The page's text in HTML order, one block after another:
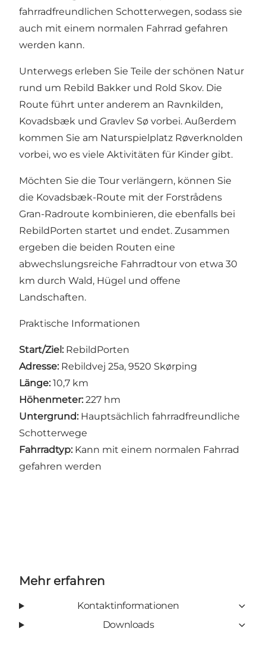
fahrradfreundlichen Schotterwegen, sodass sie
auch mit einem normalen Fahrrad gefahren
werden kann.
Unterwegs erleben Sie Teile der schönen Natur
rund um Rebild Bakker und Rold Skov. Die
Route führt unter anderem an Ravnkilden,
Kovadsbæk und Gravlev Sø vorbei. Außerdem
kommen Sie am Naturspielplatz Røverknolden
vorbei, wo es viele Aktivitäten für Kinder gibt.
Möchten Sie die Tour verlängern, können Sie
die Kovadsbæk-Route mit der Forstrådens
Gran-Radroute kombinieren, die ebenfalls bei
RebildPorten startet und endet. Zusammen
ergeben die beiden Routen eine
abwechslungsreiche Fahrradtour von etwa 30
km durch Wald, Hügel und offene
Landschaften.
Praktische Informationen
Start/Ziel: RebildPorten
Adresse: Rebildvej 25a, 9520 Skørping
Länge: 10,7 km
Höhenmeter: 227 hm
Untergrund: Hauptsächlich fahrradfreundliche
Schotterwege
Fahrradtyp: Kann mit einem normalen Fahrrad
gefahren werden
Mehr erfahren
Kontaktinformationen
Downloads